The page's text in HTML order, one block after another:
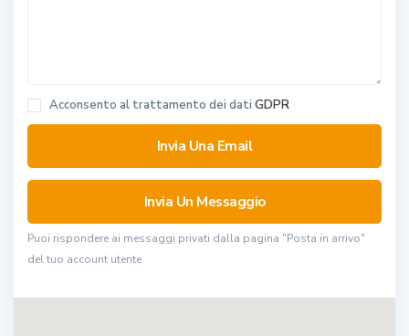
Acconsento al trattamento dei dati GDPR
Puoi rispondere ai messaggi privati ​​dalla pagina "Posta in arrivo"
del tuo account utente